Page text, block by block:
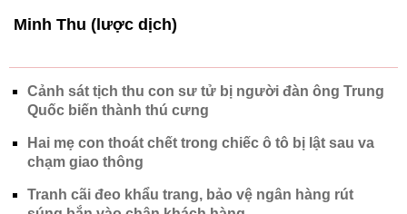
Minh Thu (lược dịch)
Cảnh sát tịch thu con sư tử bị người đàn ông Trung
Quốc biến thành thú cưng
Hai mẹ con thoát chết trong chiếc ô tô bị lật sau va
chạm giao thông
Tranh cãi đeo khẩu trang, bảo vệ ngân hàng rút